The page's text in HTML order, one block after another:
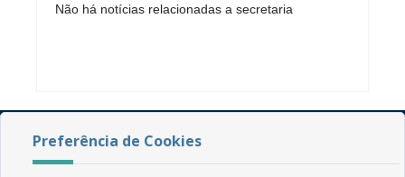
Não há notícias relacionadas a secretaria
Preferência de Cookies